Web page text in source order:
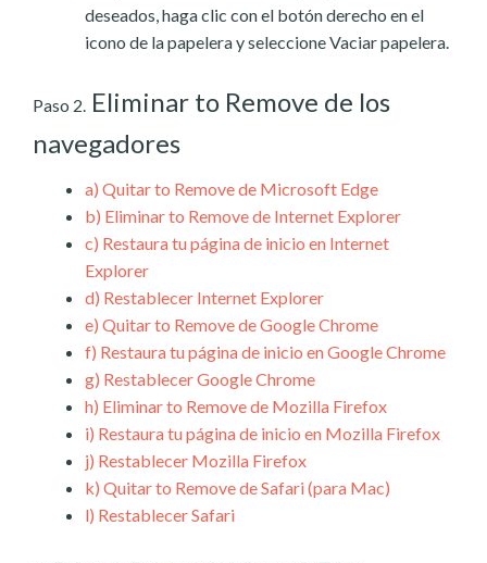
deseados, haga clic con el botón derecho en el
icono de la papelera y seleccione Vaciar papelera.
Paso 2. Eliminar to Remove de los
navegadores
a) Quitar to Remove de Microsoft Edge
b) Eliminar to Remove de Internet Explorer
c) Restaura tu página de inicio en Internet
Explorer
d) Restablecer Internet Explorer
e) Quitar to Remove de Google Chrome
f) Restaura tu página de inicio en Google Chrome
g) Restablecer Google Chrome
h) Eliminar to Remove de Mozilla Firefox
i) Restaura tu página de inicio en Mozilla Firefox
j) Restablecer Mozilla Firefox
k) Quitar to Remove de Safari (para Mac)
l) Restablecer Safari